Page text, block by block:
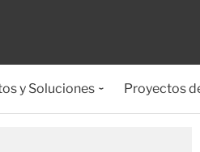
y Soluciones Proyectos